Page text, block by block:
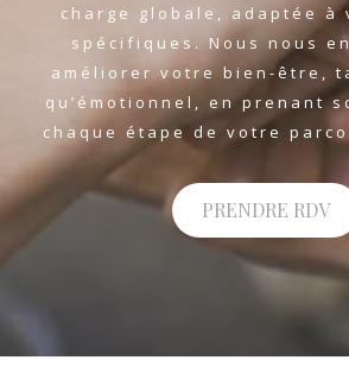
charge globale, adaptée à
spécifiques. Nous nous
améliorer votre bien-être,
qu’émotionnel, en prenant
chaque étape de votre
PRENDRE RDV